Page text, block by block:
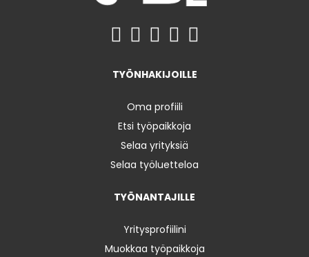
TYÖNHAKIJOILLE
Oma profiili
Etsi työpaikkoja
Selaa yrityksiä
Selaa työluetteloa
TYÖNANTAJILLE
Yritysprofiilini
Muokkaa työpaikkoja